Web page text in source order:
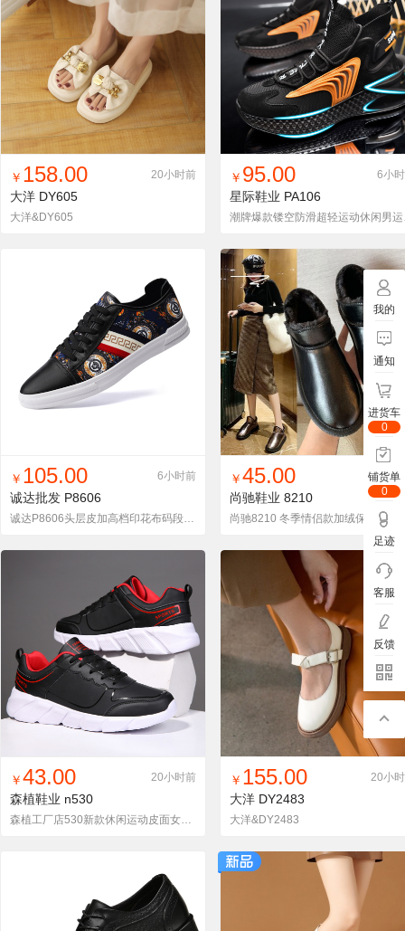
找同款 加入铺货单 收藏
￥ 158.00 20小时前
大洋 DY605
大洋&DY605
找同款 加入铺货单 收藏
￥ 95.00 6小
星际鞋业 PA106
潮牌
找同款 加入铺货单 收藏
￥ 105.00 6小时前
诚达批发 P8606
诚达P8606头层皮加高档印花布码段36-45码拿货价105
找同款 加入铺货单 收藏
￥45.00 6小
尚驰鞋业 8210
找同款 加入铺货单 收藏
￥43.00 20小时前
森植鞋业 n530
森植工厂店530新款休闲运动皮面女鞋38-45
找同款 加入铺货单 收藏
￥ 155.00 20小
大洋 DY2483
大洋&DY2483
我的
通知
进货车
0
铺货单
0
足迹
客服
反馈